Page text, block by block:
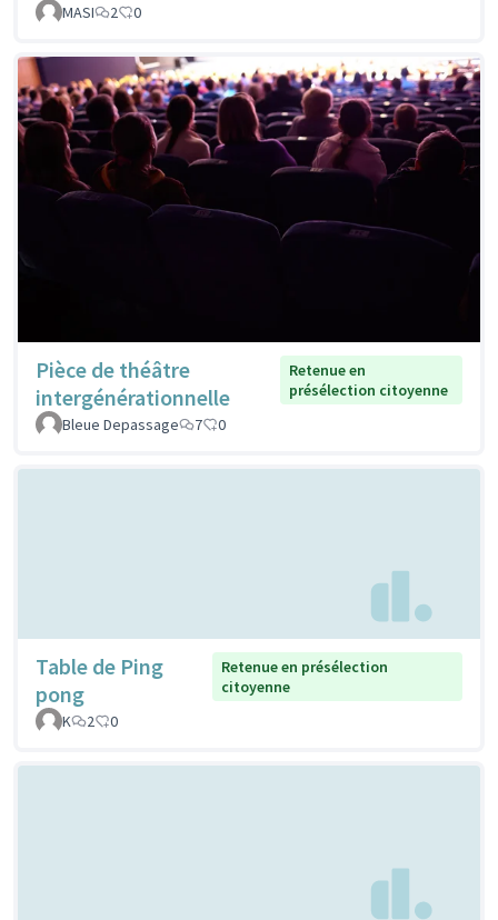
MASI 2 0
Pièce de théâtre
intergénérationnelle
Retenue en
présélection citoyenne
Bleue Depassage
7 0
Table de Ping
pong
Retenue en présélection
citoyenne
K
2 0